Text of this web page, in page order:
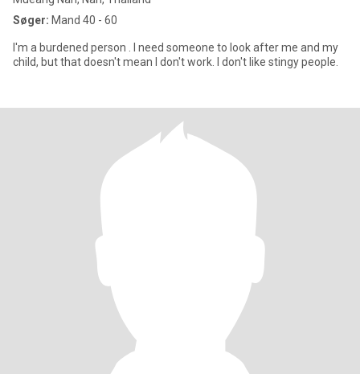
Søger: Mand 40 - 60
I'm a burdened person . I need someone to look after me and my
child, but that doesn't mean I don't work. I don't like stingy people.